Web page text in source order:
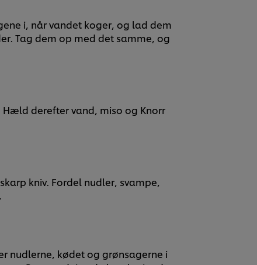
i, når vandet koger, og lad dem
Tag dem op med det samme, og
Hæld derefter vand, miso og Knorr
kniv. Fordel nudler, svampe,
nudlerne, kødet og grønsagerne i